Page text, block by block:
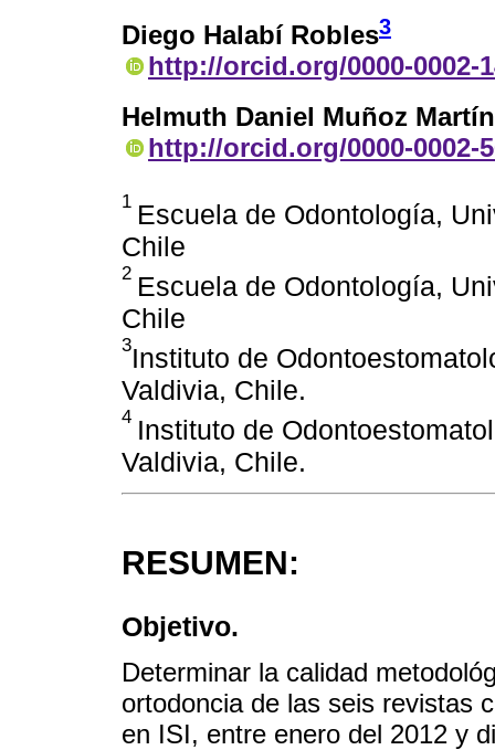
Diego Halabí Robles3
http://orcid.org/0000-0002-
Helmuth Daniel Muñoz
http://orcid.org/0000-0002-
1 Escuela de Odontología,
Chile
2 Escuela de Odontología,
Chile
3Instituto de
Valdivia, Chile.
4 Instituto de
Valdivia, Chile.
RESUMEN:
Objetivo.
Determinar la calidad
ortodoncia de las seis revistas
en ISI, entre enero del 2012 y